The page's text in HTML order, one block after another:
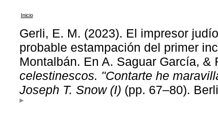
Inicio
Gerli, E. M. (2023). El impresor
probable estampación del primer
Montalbán. En A. Saguar García,
celestinescos. "Contarte he
Joseph T. Snow (I) (pp. 67–80).